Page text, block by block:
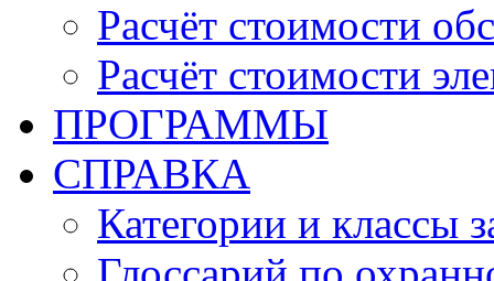
Расчёт стоимости
Расчёт стоимости
ПРОГРАММЫ
СПРАВКА
Категории и классы